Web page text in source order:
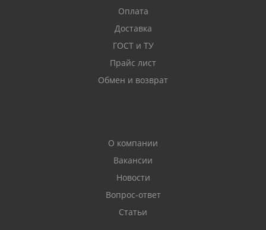
Оплата
Доставка
ГОСТ и ТУ
Прайс лист
Обмен и возврат
О компании
Вакансии
Новости
Вопрос-ответ
Статьи